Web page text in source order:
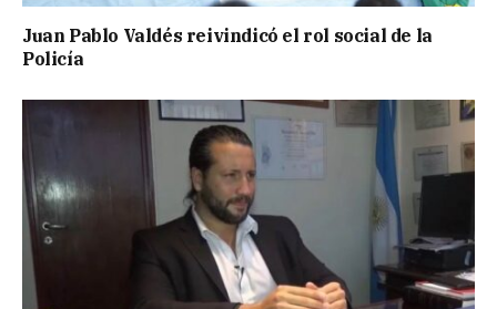
Juan Pablo Valdés reivindicó el rol social de la
Policía